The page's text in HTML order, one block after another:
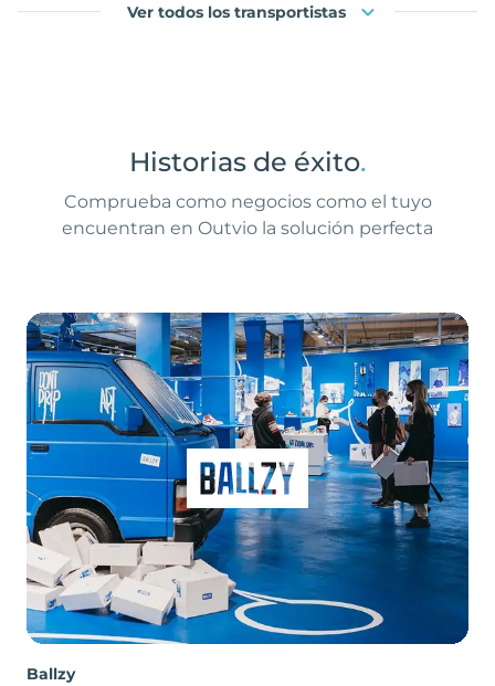
Ver todos los transportistas
Historias de éxito.
Comprueba como negocios como el tuyo
encuentran en Outvio la solución perfecta
Ballzy